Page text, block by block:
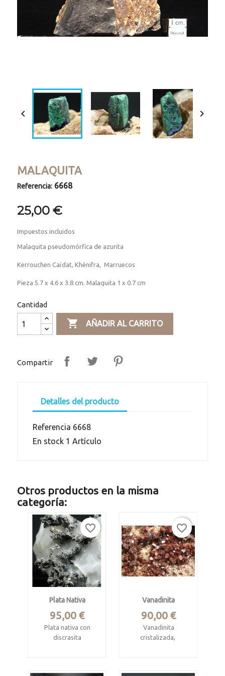
 
MALAQUITA
Referencia: 6668
25,00 €
Impuestos incluidos
Malaquita pseudomórfica de azurita
Kerrouchen Caïdat, Khénifra, Marruecos
Pieza 5.7 x 4.6 x 3.8 cm. Malaquita 1 x 0.7 cm
Cantidad
 AÑADIR AL CARRITO
Compartir
Detalles del producto
Referencia 6668
En stock 1 Artículo
Otros productos en la misma
categoría:
Plata Nativa
Precio
95,00 €
Plata nativa con
discrasita
favorite_border
Vanadinita
Precio
90,00 €
Vanadinita
cristalizada,
favorite_border